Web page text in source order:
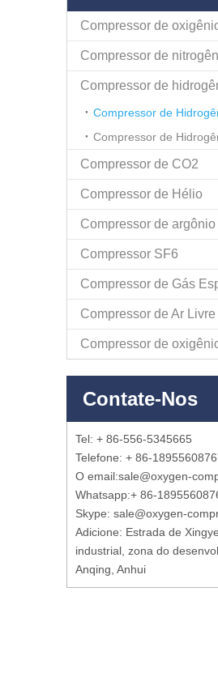
Compressor de
Compressor de
Compressor de
Compressor de CO2
Compressor de Hélio
Compressor de argônio
Compressor SF6
Compressor de Gás
Compressor de Ar
Contate-Nos
Tel: + 86-556-5345665
Telefone: + 86-
O email:sale@oxygen-
Whatsapp:+ 86-
Skype: sale@oxygen-
Adicione: Estrada de
industrial, zona do
Anqing, Anhui